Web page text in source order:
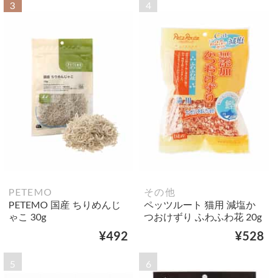
3
PETEMO
PETEMO 国産 ちりめんじ
ゃこ 30g
¥492
4
その他
ペッツルート 猫用 減塩か
つおけずり ふわふわ花 20g
¥528
5 6